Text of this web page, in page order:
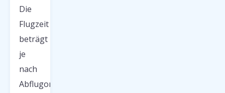
Die
Flugzeit
beträgt
je
nach
Abflugort